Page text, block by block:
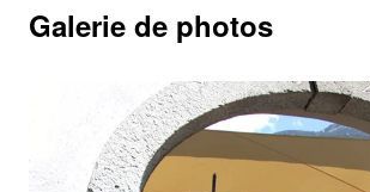
Galerie de photos